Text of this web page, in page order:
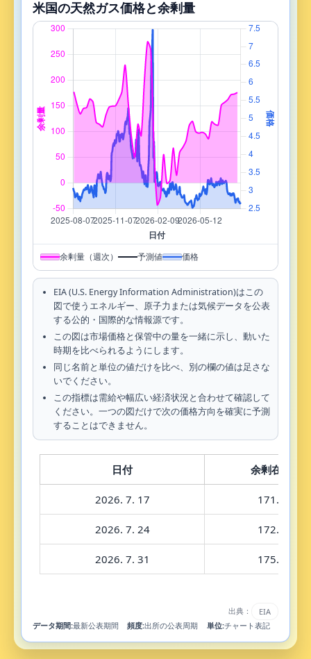
米国の天然ガス価格と余剰量
余剰量（週次） 予測値 価格
EIA (U.S. Energy Information Administration)はこの
図で使うエネルギー、原子力または気候データを公表
する公的・国際的な情報源です。
この図は市場価格と保管中の量を一緒に示し、動いた
時期を比べられるようにします。
同じ名前と単位の値だけを比べ、別の欄の値は足さな
いでください。
この指標は需給や幅広い経済状況と合わせて確認して
ください。一つの図だけで次の価格方向を確実に予測
することはできません。
日付 余剰在庫
2026. 7. 17 171.4
2026. 7. 24 172.6
2026. 7. 31 175.6
出典：
EIA
データ期間:最新公表期間 頻度:出所の公表周期 単位:チャート表記